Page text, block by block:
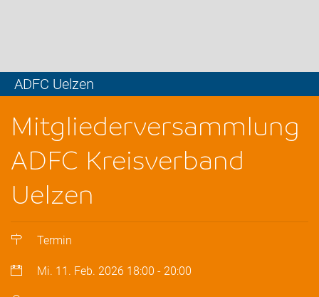
ADFC Uelzen
Mitgliederversammlung
ADFC Kreisverband
Uelzen
Termin
Mi. 11. Feb. 2026 18:00 - 20:00